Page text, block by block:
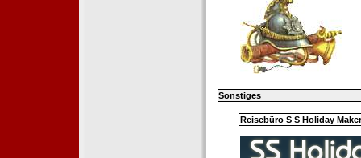
Sonstiges
Reisebüro S S Holiday